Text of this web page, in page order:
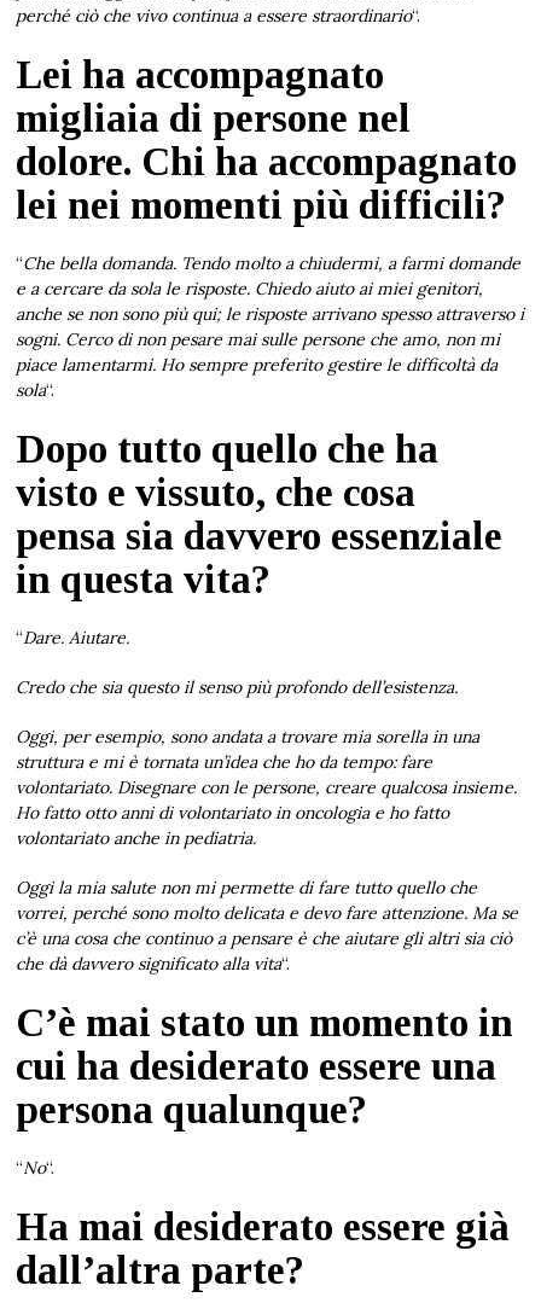
perché ciò che vivo continua a essere straordinario“.
Lei ha accompagnato
migliaia di persone nel
dolore. Chi ha accompagnato
lei nei momenti più difficili?
“Che bella domanda. Tendo molto a chiudermi, a farmi domande
e a cercare da sola le risposte. Chiedo aiuto ai miei genitori,
anche se non sono più qui; le risposte arrivano spesso attraverso i
sogni. Cerco di non pesare mai sulle persone che amo, non mi
piace lamentarmi. Ho sempre preferito gestire le difficoltà da
sola“.
Dopo tutto quello che ha
visto e vissuto, che cosa
pensa sia davvero essenziale
in questa vita?
“Dare. Aiutare.
Credo che sia questo il senso più profondo dell’esistenza.
Oggi, per esempio, sono andata a trovare mia sorella in una
struttura e mi è tornata un’idea che ho da tempo: fare
volontariato. Disegnare con le persone, creare qualcosa insieme.
Ho fatto otto anni di volontariato in oncologia e ho fatto
volontariato anche in pediatria.
Oggi la mia salute non mi permette di fare tutto quello che
vorrei, perché sono molto delicata e devo fare attenzione. Ma se
c’è una cosa che continuo a pensare è che aiutare gli altri sia ciò
che dà davvero significato alla vita“.
C’è mai stato un momento in
cui ha desiderato essere una
persona qualunque?
“No“.
Ha mai desiderato essere già
dall’altra parte?